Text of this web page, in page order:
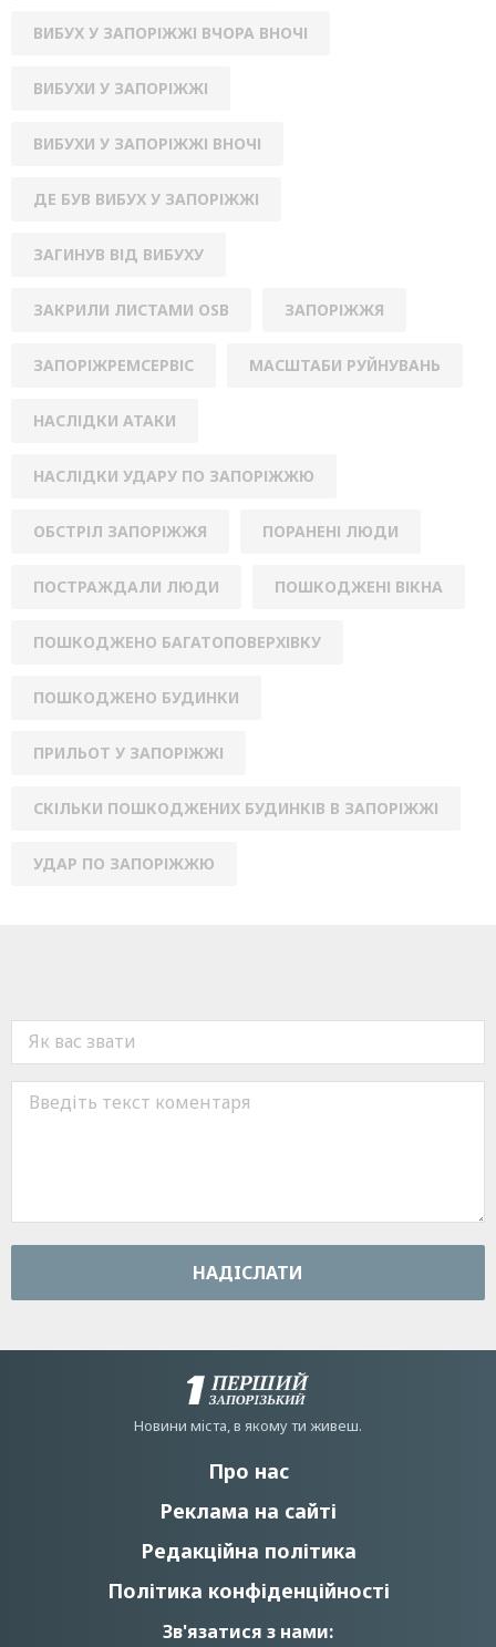
ВИБУХ У ЗАПОРІЖЖІ ВЧОРА ВНОЧІ
ВИБУХИ У ЗАПОРІЖЖІ
ВИБУХИ У ЗАПОРІЖЖІ ВНОЧІ
ДЕ БУВ ВИБУХ У ЗАПОРІЖЖІ
ЗАГИНУВ ВІД ВИБУХУ
ЗАКРИЛИ ЛИСТАМИ OSB ЗАПОРІЖЖЯ
ЗАПОРІЖРЕМСЕРВІС МАСШТАБИ РУЙНУВАНЬ
НАСЛІДКИ АТАКИ
НАСЛІДКИ УДАРУ ПО ЗАПОРІЖЖЮ
ОБСТРІЛ ЗАПОРІЖЖЯ ПОРАНЕНІ ЛЮДИ
ПОСТРАЖДАЛИ ЛЮДИ ПОШКОДЖЕНІ ВІКНА
ПОШКОДЖЕНО БАГАТОПОВЕРХІВКУ
ПОШКОДЖЕНО БУДИНКИ
ПРИЛЬОТ У ЗАПОРІЖЖІ
СКІЛЬКИ ПОШКОДЖЕНИХ БУДИНКІВ В ЗАПОРІЖЖІ
УДАР ПО ЗАПОРІЖЖЮ
НАДIСЛАТИ
Новини мiста, в якому ти живеш.
Про нас
Реклама на сайті
Редакційна політика
Політика конфіденційності
Зв'язатися з нами: